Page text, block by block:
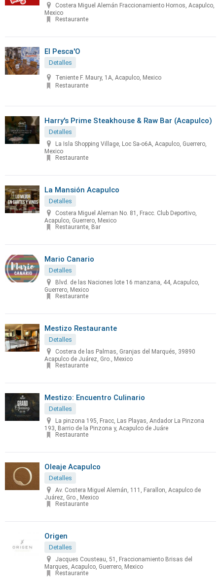
Costera Miguel Alemán Fraccionamiento Hornos, Acapulco,
Mexico
Restaurante
El Pesca'O
Detalles
Teniente F. Maury, 1A, Acapulco, Mexico
Restaurante
Harry's Prime Steakhouse & Raw Bar (Acapulco)
Detalles
La Isla Shopping Village, Loc Sa-o6A, Acapulco, Guerrero,
Mexico
Restaurante
La Mansión Acapulco
Detalles
Costera Miguel Aleman No. 81, Fracc. Club Deportivo,
Acapulco, Guerrero, Mexico
Restaurante, Bar
Mario Canario
Detalles
Blvd. de las Naciones lote 16 manzana, 44, Acapulco,
Guerrero, Mexico
Restaurante
Mestizo Restaurante
Detalles
Costera de las Palmas, Granjas del Marqués, 39890
Acapulco de Juárez, Gro., Mexico
Restaurante
Mestizo: Encuentro Culinario
Detalles
La pinzona 195, Fracc, Las Playas, Andador La Pinzona
193, Barrio de la Pinzona y, Acapulco de Juáre
Restaurante
Oleaje Acapulco
Detalles
Av. Costera Miguel Alemán, 111, Farallon, Acapulco de
Juárez, Gro., Mexico
Restaurante
Origen
Detalles
Jacques Cousteau, 51, Fraccionamiento Brisas del
Marques, Acapulco, Guerrero, Mexico
Restaurante